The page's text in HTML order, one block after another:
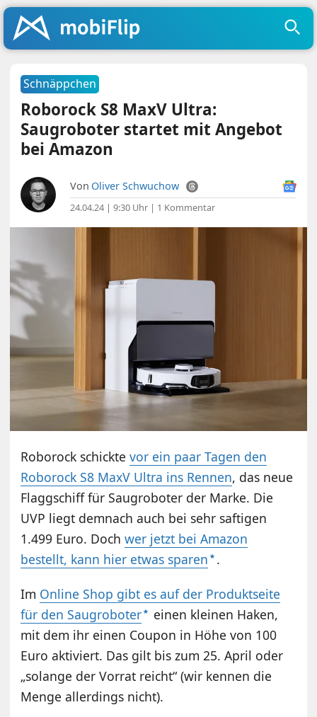
Schnäppchen
Roborock S8 MaxV Ultra:
Saugroboter startet mit Angebot
bei Amazon
Von Oliver Schwuchow
24.04.24 | 9:30 Uhr | 1 Kommentar
Roborock schicktevor ein paar Tagen den
Roborock S8 MaxV Ultra ins Rennen, das neue
Flaggschiff für Saugroboter der Marke. Die
UVP liegt demnach auch bei sehr saftigen
1.499 Euro. Dochwer jetzt bei Amazon
bestellt, kann hier etwas sparen .
Im Online Shop gibt es auf der Produktseite
für den Saugroboter
einen kleinen Haken,
mit dem ihr einen Coupon in Höhe von 100
Euro aktiviert. Das gilt bis zum 25. April oder
„solange der Vorrat reicht“ (wir kennen die
Menge allerdings nicht).